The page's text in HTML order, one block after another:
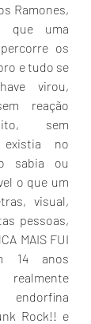
Ramones,
que uma
os
e tudo se
virou,
reação
sem
existia no
sabia ou
o que um
visual,
pessoas,
MAIS FUI
14 anos
Rock!! e